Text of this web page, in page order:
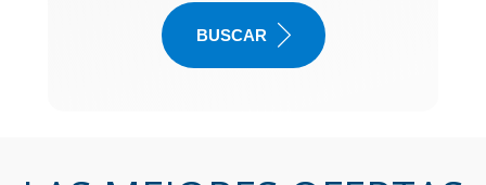
BUSCAR